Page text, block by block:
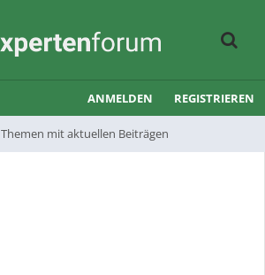
Themen mit aktuellen Beiträgen
ANMELDEN REGISTRIEREN